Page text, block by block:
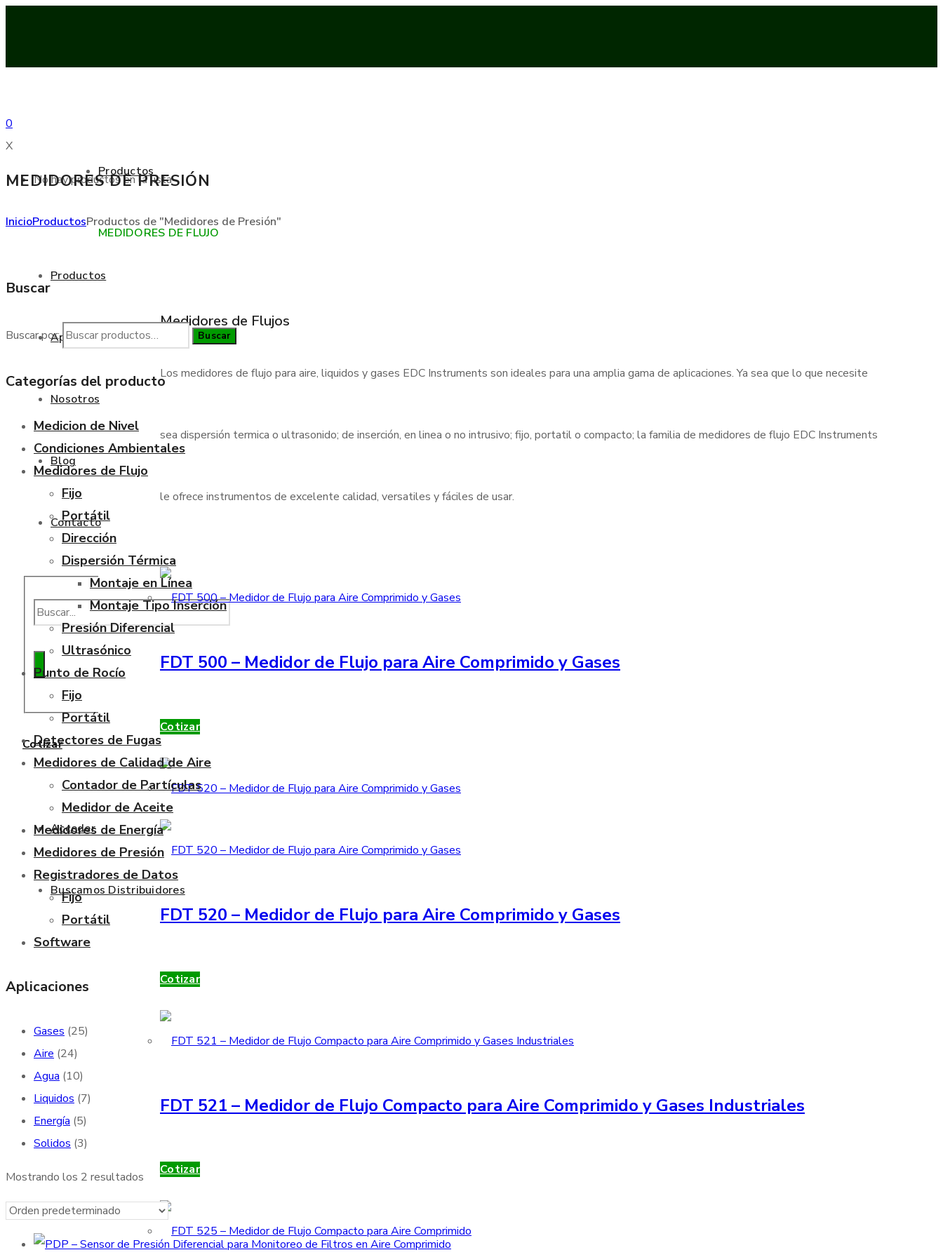
0
X
No hay productos en la lista
Productos
Aplicaciones
Nosotros
Blog
Contacto
Cotizar
Acceder
Buscamos Distribuidores
Productos
MEDIDORES DE FLUJO
Medidores de Flujos
Los medidores de flujo para aire, liquidos y gases EDC Instruments son ideales para una amplia gama de aplicaciones. Ya sea que lo que necesite
sea dispersión termica o ultrasonido; de inserción, en linea o no intrusivo; fijo, portatil o compacto; la familia de medidores de flujo EDC Instruments
le ofrece instrumentos de excelente calidad, versatiles y fáciles de usar.
FDT 500 – Medidor de Flujo para Aire Comprimido y Gases
Cotizar
FDT 520 – Medidor de Flujo para Aire Comprimido y Gases
Cotizar
FDT 521 – Medidor de Flujo Compacto para Aire Comprimido y Gases Industriales
Cotizar
MEDIDORES DE PRESIÓN
InicioProductosProductos de "Medidores de Presión"
Buscar
Buscar por: Buscar
Categorías del producto
Medicion de Nivel
Condiciones Ambientales
Medidores de Flujo
Fijo
Portátil
Dirección
Dispersión Térmica
Montaje en Línea
Montaje Tipo Inserción
Presión Diferencial
Ultrasónico
Punto de Rocío
Fijo
Portátil
Detectores de Fugas
Medidores de Calidad de Aire
Contador de Partículas
Medidor de Aceite
Medidores de Energía
Medidores de Presión
Registradores de Datos
Fijo
Portátil
Software
Aplicaciones
Gases (25)
Aire (24)
Agua (10)
Liquidos (7)
Energía (5)
Solidos (3)
Mostrando los 2 resultados